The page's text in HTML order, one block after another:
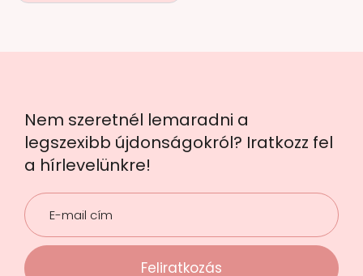
Nem szeretnél lemaradni a
legszexibb újdonságokról? Iratkozz fel
a hírlevelünkre!
Feliratkozás